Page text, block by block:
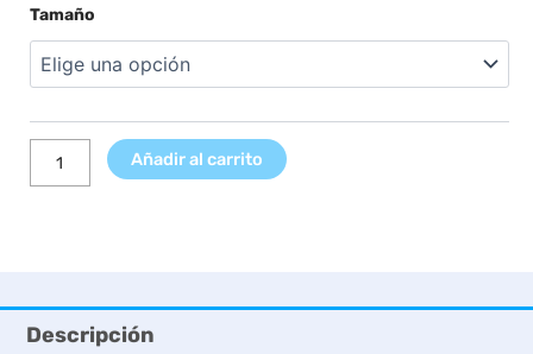
precios:
7,99 €
hasta
9,99 €
Tamaño
Lámina
León
Nube
y
Globos
Añadir al carrito
Descripción